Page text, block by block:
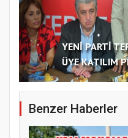
YENİ PARTİ
ÜYE KATILIM
Benzer Haberler